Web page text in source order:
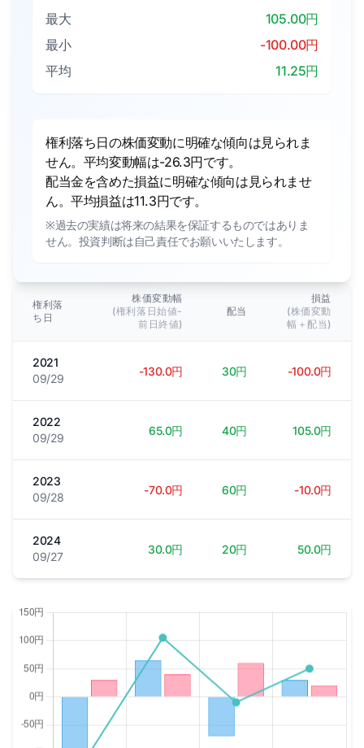
最大
105.00円
最小
-100.00円
平均
11.25円
権利落ち日の株価変動に明確な傾向は見られま
せん。平均変動幅は-26.3円です。
配当金を含めた損益に明確な傾向は見られませ
ん。平均損益は11.3円です。
※過去の実績は将来の結果を保証するものではありま
せん。投資判断は自己責任でお願いいたします。
権利落
ち日
株価変動幅
(権利落日始値-
前日終値)
配当
損益
(株価変動
幅＋配当)
2021
09/29
-130.0円 30円 -100.0円
2022
09/29
65.0円 40円 105.0円
2023
09/28
-70.0円 60円 -10.0円
2024
09/27
30.0円 20円 50.0円